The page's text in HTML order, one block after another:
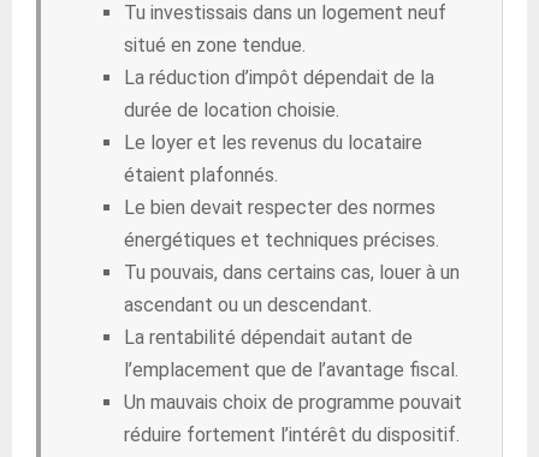
Tu investissais dans un logement neuf
situé en zone tendue.
La réduction d’impôt dépendait de la
durée de location choisie.
Le loyer et les revenus du locataire
étaient plafonnés.
Le bien devait respecter des normes
énergétiques et techniques précises.
Tu pouvais, dans certains cas, louer à un
ascendant ou un descendant.
La rentabilité dépendait autant de
l’emplacement que de l’avantage fiscal.
Un mauvais choix de programme pouvait
réduire fortement l’intérêt du dispositif.